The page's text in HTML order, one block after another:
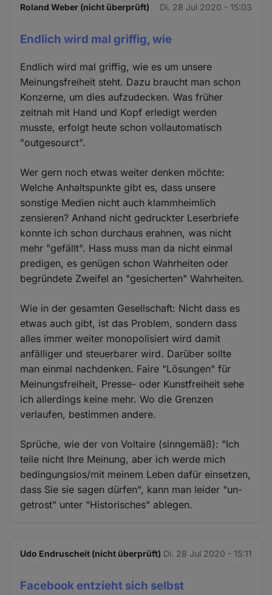
Roland Weber (nicht überprüft) Di. 28 Jul 2020 - 15:03
Endlich wird mal griffig, wie
Endlich wird mal griffig, wie es um unsere
Meinungsfreiheit steht. Dazu braucht man schon
Konzerne, um dies aufzudecken. Was früher
zeitnah mit Hand und Kopf erledigt werden
musste, erfolgt heute schon vollautomatisch
"outgesourct".
Wer gern noch etwas weiter denken möchte:
Welche Anhaltspunkte gibt es, dass unsere
sonstige Medien nicht auch klammheimlich
zensieren? Anhand nicht gedruckter Leserbriefe
konnte ich schon durchaus erahnen, was nicht
mehr "gefällt". Hass muss man da nicht einmal
predigen, es genügen schon Wahrheiten oder
begründete Zweifel an "gesicherten" Wahrheiten.
Wie in der gesamten Gesellschaft: Nicht dass es
etwas auch gibt, ist das Problem, sondern dass
alles immer weiter monopolisiert wird damit
anfälliger und steuerbarer wird. Darüber sollte
man einmal nachdenken. Faire "Lösungen" für
Meinungsfreiheit, Presse- oder Kunstfreiheit sehe
ich allerdings keine mehr. Wo die Grenzen
verlaufen, bestimmen andere.
Sprüche, wie der von Voltaire (sinngemäß): "Ich
teile nicht Ihre Meinung, aber ich werde mich
bedingungslos/mit meinem Leben dafür einsetzen,
dass Sie sie sagen dürfen", kann man leider "un-
getrost" unter "Historisches" ablegen.
Udo Endruscheit (nicht überprüft) Di. 28 Jul 2020 - 15:11
Facebook entzieht sich selbst